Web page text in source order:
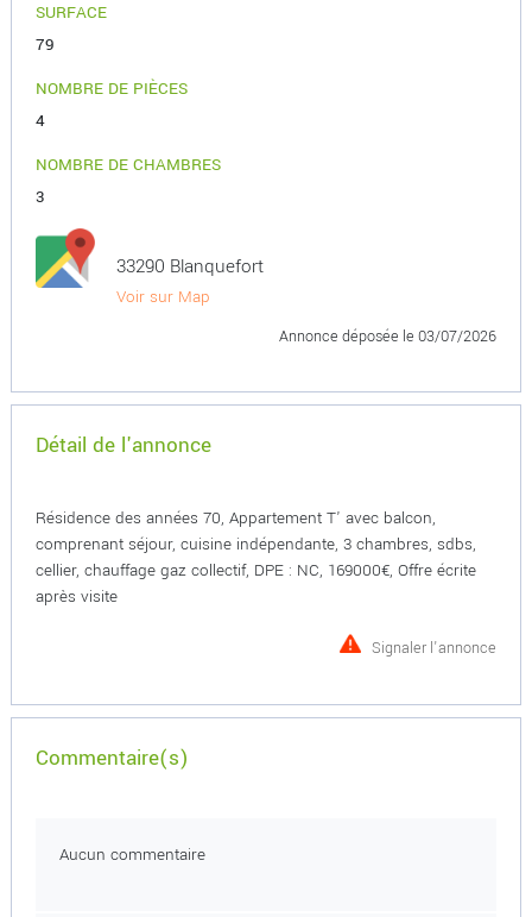
SURFACE
79
NOMBRE DE PIÈCES
4
NOMBRE DE CHAMBRES
3
33290 Blanquefort
Voir sur Map
Annonce déposée le 03/07/2026
Détail de l'annonce
Résidence des années 70, Appartement T' avec balcon,
comprenant séjour, cuisine indépendante, 3 chambres, sdbs,
cellier, chauffage gaz collectif, DPE : NC, 169000€, Offre écrite
après visite
Signaler l'annonce
Commentaire(s)
Aucun commentaire